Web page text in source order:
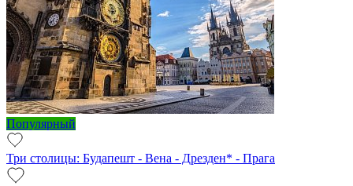
Популярный
Три столицы: Будапешт - Вена - Дрезден* - Прага